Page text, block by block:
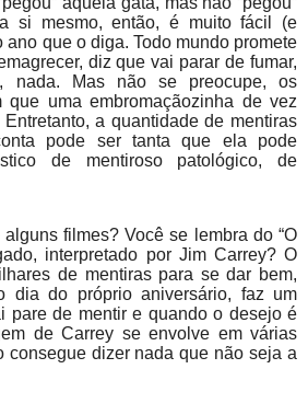
si mesmo, então, é muito fácil (e
ano que o diga. Todo mundo promete
diz que vai parar de fumar,
nada. Mas não se preocupe, os
que uma embromaçãozinha de vez
a quantidade de mentiras
pode ser tanta que ela pode
de mentiroso patológico, de
filmes? Você se lembra do “O
interpretado por Jim Carrey? O
de mentiras para se dar bem,
dia do próprio aniversário, faz um
pare de mentir e quando o desejo é
de Carrey se envolve em várias
consegue dizer nada que não seja a